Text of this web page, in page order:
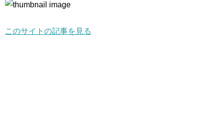
このサイトの記事を見る